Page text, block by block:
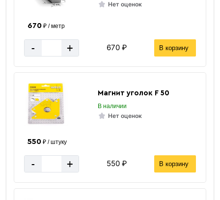
Нет оценок
670₽ / метр
- + 670 ₽ В корзину
Магнит уголок F 50
В наличии
Нет оценок
550₽ / штуку
- + 550 ₽ В корзину
Количество штук в 1 тонне
Вес одной штуки (12 м) кг
Вес 12 метр, тн 0.3166 тн